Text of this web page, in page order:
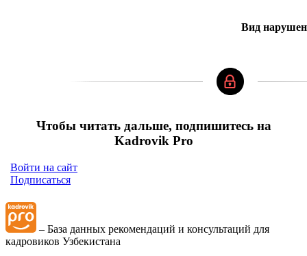
Вид
Чтобы читать дальше, подпишитесь на
Kadrovik Pro
Войти на сайт
Подписаться
– База данных рекомендаций и консультаций для
кадровиков Узбекистана